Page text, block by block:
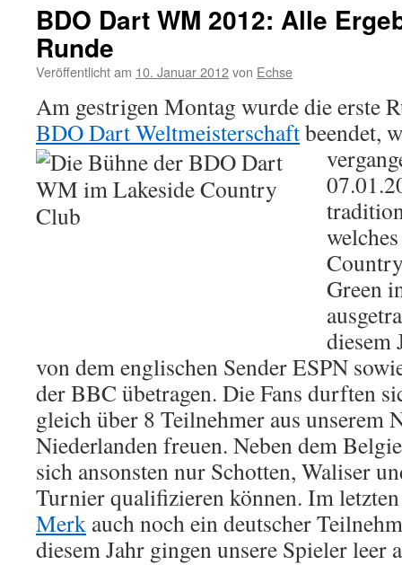
BDO Dart WM 2012: Alle
Runde
Veröffentlicht am 10. Januar 2012von Echse
Am gestrigen Montag wurde die erste
BDO Dart Weltmeisterschaftbeendet,
Green
diesem
von dem englischen Sender ESPN
der BBC übetragen. Die Fans durften
gleich über 8 Teilnehmer aus unserem
Niederlanden freuen. Neben dem
sich ansonsten nur Schotten, Waliser
Turnier qualifizieren können. Im
Merk auch noch ein deutscher
diesem Jahr gingen unsere Spieler leer